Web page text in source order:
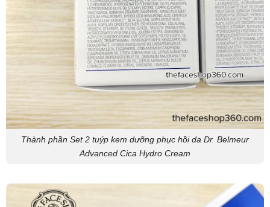
Thành phần Set 2 tuýp kem dưỡng phục hồi da Dr. Belmeur
Advanced Cica Hydro Cream